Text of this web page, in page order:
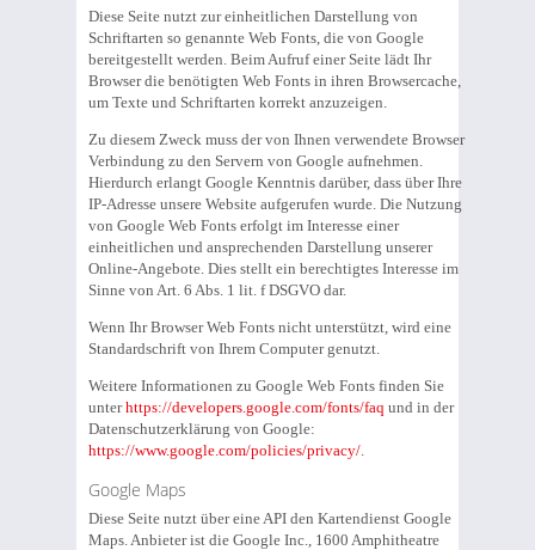
Diese Seite nutzt zur einheitlichen Darstellung von
Schriftarten so genannte Web Fonts, die von Google
bereitgestellt werden. Beim Aufruf einer Seite lädt Ihr
Browser die benötigten Web Fonts in ihren Browsercache,
um Texte und Schriftarten korrekt anzuzeigen.
Zu diesem Zweck muss der von Ihnen verwendete Browser
Verbindung zu den Servern von Google aufnehmen.
Hierdurch erlangt Google Kenntnis darüber, dass über Ihre
IP-Adresse unsere Website aufgerufen wurde. Die Nutzung
von Google Web Fonts erfolgt im Interesse einer
einheitlichen und ansprechenden Darstellung unserer
Online-Angebote. Dies stellt ein berechtigtes Interesse im
Sinne von Art. 6 Abs. 1 lit. f DSGVO dar.
Wenn Ihr Browser Web Fonts nicht unterstützt, wird eine
Standardschrift von Ihrem Computer genutzt.
Weitere Informationen zu Google Web Fonts finden Sie
unterhttps://developers.google.com/fonts/faq und in der
Datenschutzerklärung von Google:
https://www.google.com/policies/privacy/.
Google Maps
Diese Seite nutzt über eine API den Kartendienst Google
Maps. Anbieter ist die Google Inc., 1600 Amphitheatre